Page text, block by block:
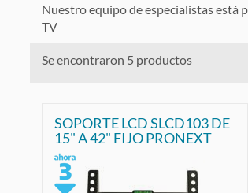
Nuestro equipo de especialistas está
TV
Se encontraron 5 productos
SOPORTE LCD SLCD103 DE
15" A 42" FIJO PRONEXT